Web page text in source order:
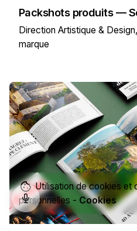
Packshots produits —
Direction Artistique & Design
marque
Utilisation de cookies et
personnelles - Cookies